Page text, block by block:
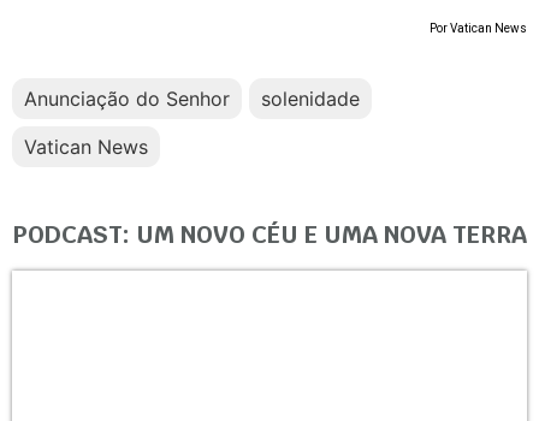
Por Vatican News
Anunciação do Senhor
solenidade
Vatican News
PODCAST: UM NOVO CÉU E UMA NOVA TERRA